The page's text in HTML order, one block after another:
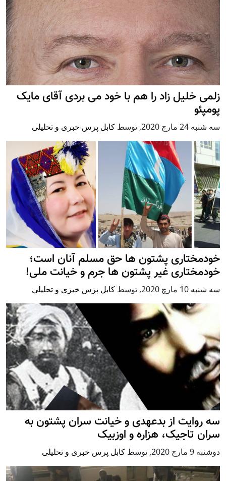
زلمی خلیل زاد را هم با خود می بردی آقای مایک
پومپئو
سه شنبه 24 مارچ 2020 , توسط کابل پرس خبری و تحلیلی
خودمختاری پشتون ها حق مسلم آنان است؛
خودمختاری غیر پشتون ها جرم و خیانت ملی!
سه شنبه 10 مارچ 2020 , توسط کابل پرس خبری و تحلیلی
سه روایت از بدعهدی و خیانت سران پشتون به
سران تاجیک، هزاره و اوزبیک
دوشنبه 9 مارچ 2020 , توسط کابل پرس خبری و تحلیلی